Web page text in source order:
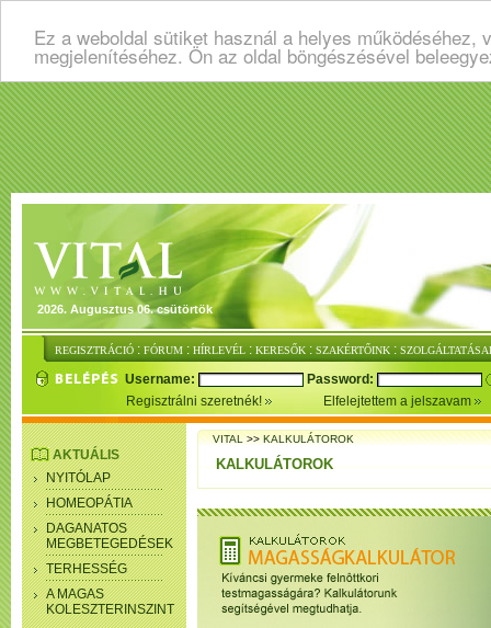
Ez a weboldal sütiket használ a helyes
megjelenítéséhez. Ön az oldal böngészésével
2026. Augusztus 06. csütörtök
REGISZTRÁCIÓ : FÓRUM : HÍRLEVÉL : KERESŐK : SZAKÉRTŐINK :
Username:
Password:
Regisztrálni szeretnék!
Elfelejtettem a jelszavam
AKTUÁLIS
NYITÓLAP
HOMEOPÁTIA
DAGANATOS
MEGBETEGEDÉSEK
TERHESSÉG
A MAGAS
KOLESZTERINSZINT
VITAL>>KALKULÁTOROK
KALKULÁTOROK